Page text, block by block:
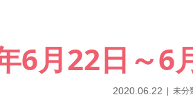
6月22日～6
2020.06.22 未分